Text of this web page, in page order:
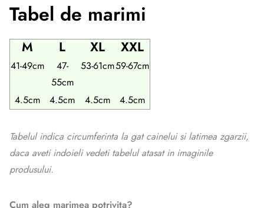
Tabel de marimi
M L XL XXL
41-49cm
47-
55cm
53-61cm59-67cm
4.5cm 4.5cm 4.5cm 4.5cm
Tabelul indica circumferinta la gat cainelui si latimea zgarzii,
daca aveti indoieli vedeti tabelul atasat in imaginile
produsului.
Cum aleg marimea potrivita?